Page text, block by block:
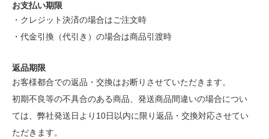
お支払い期限
・クレジット決済の場合はご注文時
・代金引換（代引き）の場合は商品引渡時
返品期限
お客様都合での返品・交換はお断りさせていただきます。
初期不良等の不具合のある商品、発送商品間違いの場合につい
ては、弊社発送日より10日以内に限り返品・交換対応させてい
ただきます。